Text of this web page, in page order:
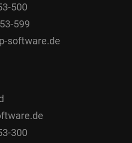
500
599
software.de
300